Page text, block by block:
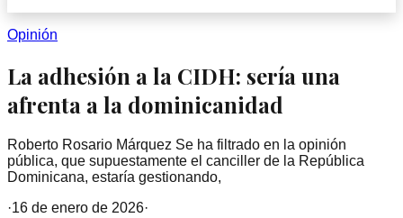
Opinión
La adhesión a la CIDH: sería una
afrenta a la dominicanidad
Roberto Rosario Márquez Se ha filtrado en la opinión
pública, que supuestamente el canciller de la República
Dominicana, estaría gestionando,
·16 de enero de 2026·